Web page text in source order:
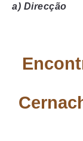
a) Direcção